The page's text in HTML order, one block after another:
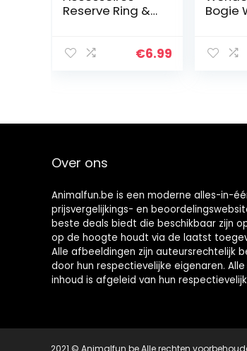
Reserve Ring &
Cages
€6.99
Bogie
Over ons
Animalfun.be is een moderne alles-in-
prijsvergelijkings- en
beste deals biedt die beschikbaar zijn
op de hoogte houdt via de laatst
Alle afbeeldingen zijn auteursrechtelijk
door hun respectievelijke eigenaren.
inhoud is afgeleid van hun
2021 © Animalfun.be Alle rechten